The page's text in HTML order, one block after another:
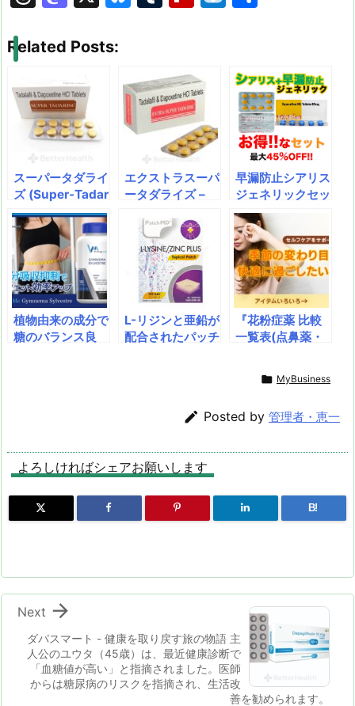
e
d
s
st
d
o
n
k
y
bl
r
o
ar
d
dr
o
p.
io
Related Posts:
スーパータダライ
ズ (Super-Tadar
ise)スーパータダ
ライズはED（勃
起不全）治療薬の
成分と早漏治療薬
の成分を両方配合
し、ED（勃起不
全）と早漏の2つ
の症状を１錠で治
療することができ
エクストラスーパ
ータダライズ –
ポキセチン (Extr
a Super Tadaris
e – Tadalafil+Da
poxetine)ED治
療薬であるシアリ
ス（タダラフィ
ル）と早漏防止薬
であるプリリジー
早漏防止シアリス
ジェネリックセッ
ト ED治療薬シア
リスと同成分のタ
ダライズと、早漏
防止成分のダポキ
セチン、勃起の硬
さと持続力を高め
ることができま
す。
植物由来の成分で
糖のバランス良
L-リジンと亜鉛が
配合されたパッチ
疫力を高め、ウイ
けない体づくりを
サポート。飲むタ
の吸収がより良好
といわれていま
『花粉症薬 比較
一覧表(点鼻薬・
みにこたえる商品
症のお薬には、
「点眼液」「点鼻
リメントや物理的
に保護するマスク
 MyBusiness
 Posted by 管理者・恵一
よろしければシェアお願いします
B!
ダパスマート - 健康を取り戻す旅の物語 主
人公のユウタ（45歳）は、最近健康診断で
「血糖値が高い」と指摘されました。医師
からは糖尿病のリスクを指摘され、生活改
善を勧められます。

Next